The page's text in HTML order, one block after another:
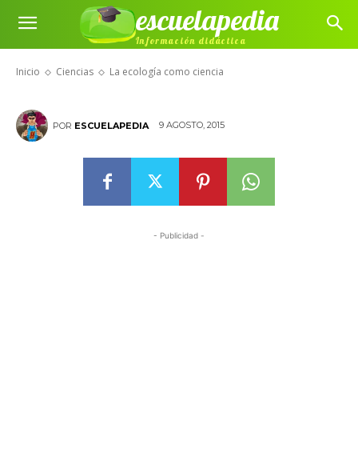
escuelapedia
Información didáctica
Inicio Ciencias La ecología como ciencia
La ecología como ciencia
POR ESCUELAPEDIA 9 AGOSTO, 2015
- Publicidad -